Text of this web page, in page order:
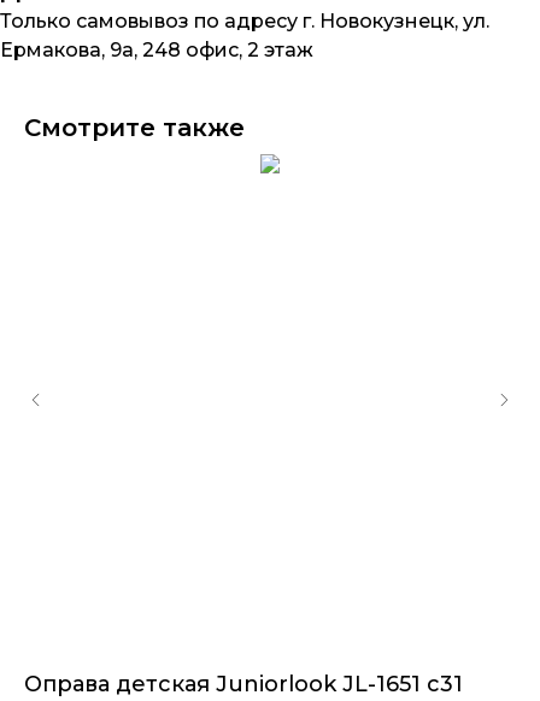
Только самовывоз по адресу г. Новокузнецк, ул.
Ермакова, 9а, 248 офис, 2 этаж
Смотрите также
Оправа детская Juniorlook JL-1651 c31